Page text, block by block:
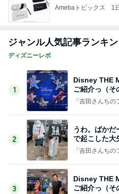
Amebaトピックス 1
ジャンル人気記事ランキ
ディズニーレポ
1
Disney THE
ご紹介っ（そ
「吉田さんち
2
うわ。ばかだ
で起こした大
「吉田さんち
3
Disney THE
ご紹介っ（そ